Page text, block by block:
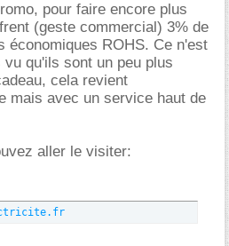
pour faire encore plus
(geste commercial) 3% de
économiques ROHS. Ce n'est
qu'ils sont un peu plus
cela revient
mais avec un service haut de
aller le visiter: